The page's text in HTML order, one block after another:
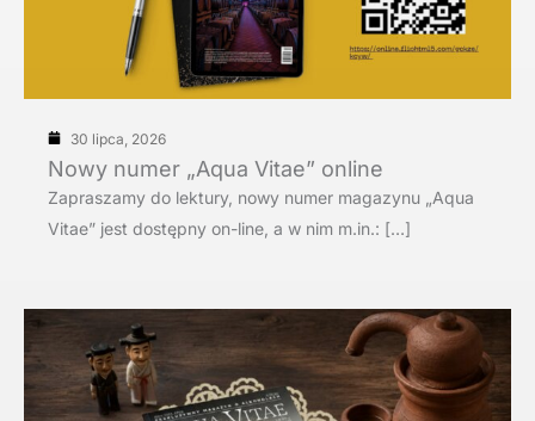
30 lipca, 2026
Nowy numer „Aqua Vitae” online
Zapraszamy do lektury, nowy numer magazynu „Aqua
Vitae” jest dostępny on-line, a w nim m.in.: […]